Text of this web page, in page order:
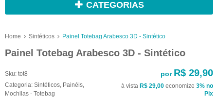
CATEGORIAS
Home Sintéticos Painel Totebag Arabesco 3D - Sintético
Painel Totebag Arabesco 3D - Sintético
Sku: tot8
Categoria: Sintéticos, Painéis,
Mochilas - Totebag
por R$ 29,90
à vista R$ 29,00 economize 3% no
Pix